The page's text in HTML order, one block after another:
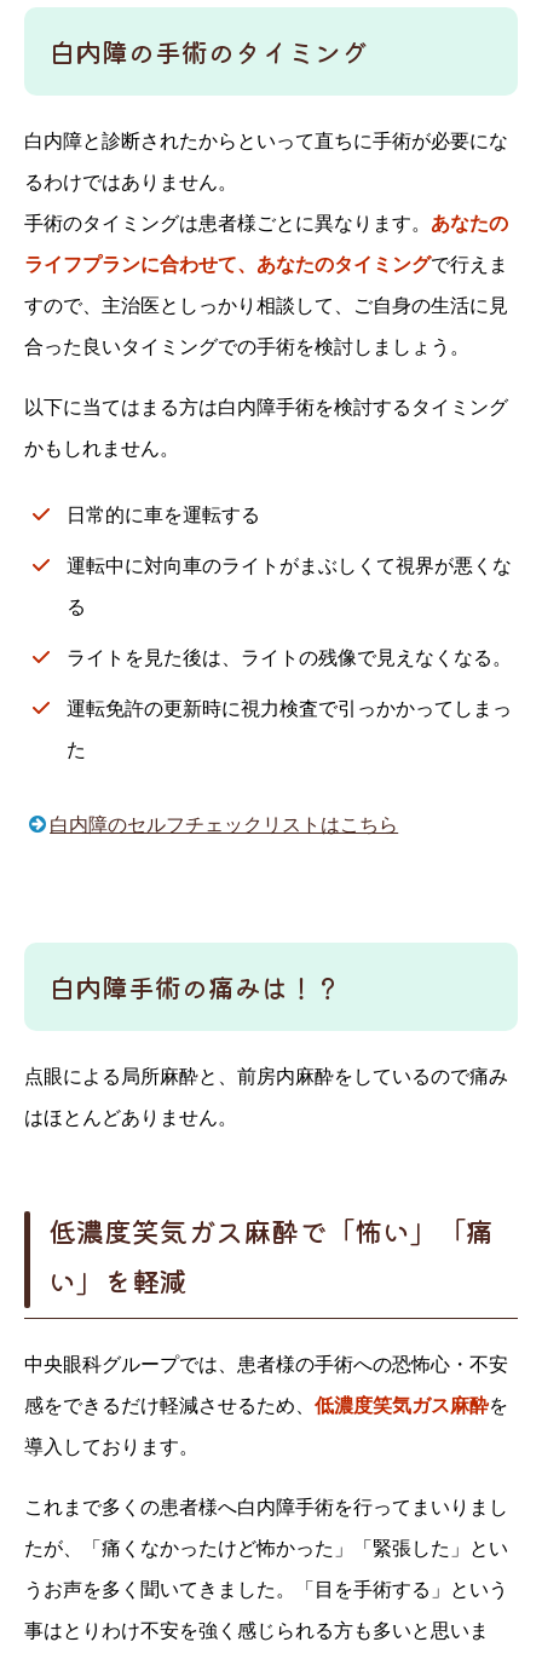
白内障の手術のタイミング
白内障と診断されたからといって直ちに手術が必要にな
るわけではありません。
手術のタイミングは患者様ごとに異なります。 あなたの
ライフプランに合わせて、あなたのタイミングで行えま
すので、主治医としっかり相談して、ご自身の生活に見
合った良いタイミングでの手術を検討しましょう。
以下に当てはまる方は白内障手術を検討するタイミング
かもしれません。
日常的に車を運転する
運転中に対向車のライトがまぶしくて視界が悪くな
る
ライトを見た後は、ライトの残像で見えなくなる。
運転免許の更新時に視力検査で引っかかってしまっ
た
白内障のセルフチェックリストはこちら
白内障手術の痛みは！？
点眼による局所麻酔と、前房内麻酔をしているので痛み
はほとんどありません。
低濃度笑気ガス麻酔で「怖い」「痛
い」を軽減
中央眼科グループでは、患者様の手術への恐怖心・不安
感をできるだけ軽減させるため、 低濃度笑気ガス麻酔を
導入しております。
これまで多くの患者様へ白内障手術を行ってまいりまし
たが、「痛くなかったけど怖かった」「緊張した」とい
うお声を多く聞いてきました。「目を手術する」という
事はとりわけ不安を強く感じられる方も多いと思いま